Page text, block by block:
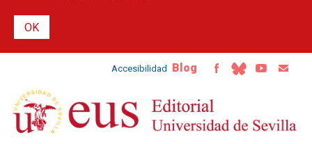
Accesibilidad Blog